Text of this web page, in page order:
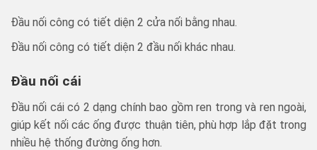
Đầu nối công có tiết diện 2 cửa nối bằng nhau.
Đầu nối công có tiết diện 2 đầu nối khác nhau.
Đầu nối cái
Đầu nối cái có 2 dạng chính bao gồm ren trong và ren ngoài,
giúp kết nối các ống được thuận tiên, phù hợp lắp đặt trong
nhiều hệ thống đường ống hơn.